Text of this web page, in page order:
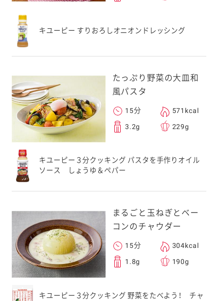
キユーピー すりおろしオニオンドレッシング
たっぷり野菜の大皿和
風パスタ
15分 571kcal
3.2g 229g
キユーピー３分クッキング パスタを手作りオイル
ソース しょうゆ＆ペパー
まるごと玉ねぎとベー
コンのチャウダー
15分 304kcal
1.8g 190g
キユーピー３分クッキング 野菜をたべよう！ チャ